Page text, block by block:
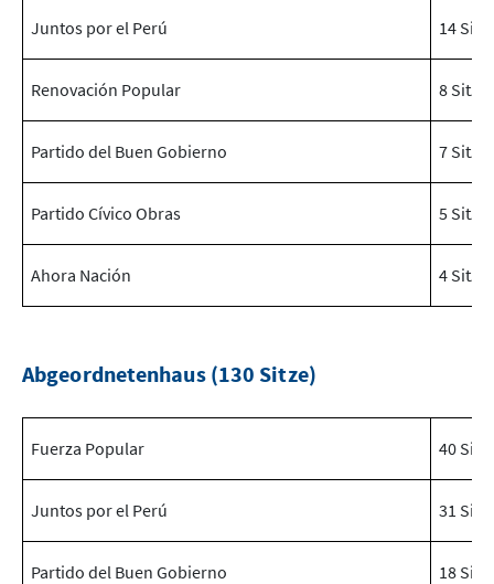
Juntos por el Perú 14
Renovación Popular 8 Sitze
Partido del Buen Gobierno 7 Sitze
Partido Cívico Obras 5 Sitze
Ahora Nación 4 Sitze
Abgeordnetenhaus (130 Sitze)
Fuerza Popular 40
Juntos por el Perú 31
Partido del Buen Gobierno 18